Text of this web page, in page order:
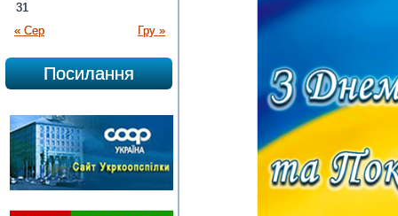
« Сер Гру »
31
Посилання